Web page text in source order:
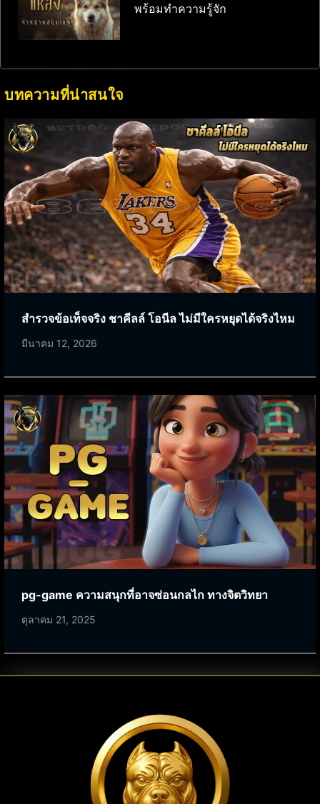
พร้อมทำความรู้จัก
บทความที่น่าสนใจ
สำรวจข้อเท็จจริง ชาคีลล์ โอนีล ไม่มีใครหยุดได้จริงไหม
มีนาคม 12, 2026
pg-game ความสนุกที่อาจซ่อนกลไก ทางจิตวิทยา
ตุลาคม 21, 2025